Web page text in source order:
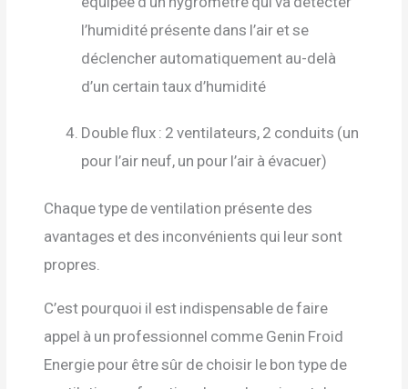
l’humidité présente dans l’air et se
déclencher automatiquement au-delà
d’un certain taux d’humidité
Double flux : 2 ventilateurs, 2 conduits (un
pour l’air neuf, un pour l’air à évacuer)
Chaque type de ventilation présente des
avantages et des inconvénients qui leur sont
propres.
C’est pourquoi il est indispensable de faire
appel à un professionnel comme Genin Froid
Energie pour être sûr de choisir le bon type de